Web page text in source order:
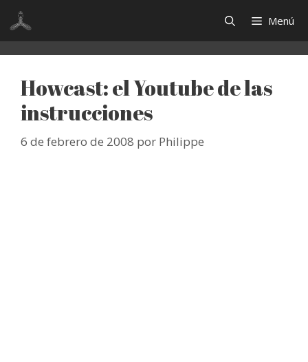
Saltar
contenido
Menú
Howcast: el Youtube de las
instrucciones
6 de febrero de 2008 por Philippe